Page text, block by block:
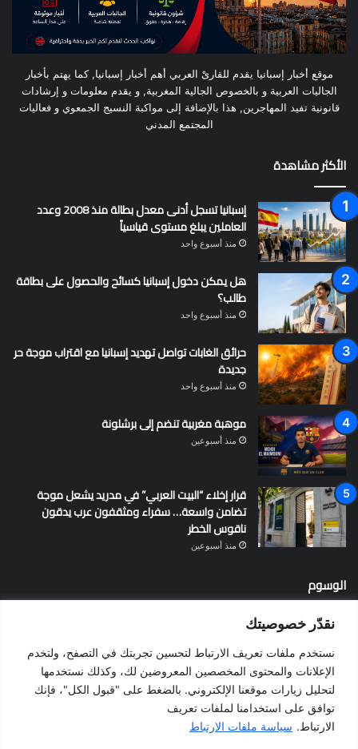
نقدّر خصوصيتك
نستخدم ملفات تعريف الارتباط لتحسين تجربتك في التصفح، ولتخدم
الإعلانات والمحتوى المخصصين المعروضين لك، وكذلك نستخدمها
لتحليل زيارات موقعنا الإلكتروني. بالضغط على "قبول الكل"، فإنك
توافق على استخدامنا لملفات تعريف
الارتباط. سياسة ملفات الارتباط
موقع أخبار إسبانيا يقدم للقارىْ العربي أهم أخبار إسبانيا, كما يهتم بأخبار
الجاليات العربية و بالخصوص الجالية المغربية, و يقدم معلومات و إرشادات
قانونية تفيد المهاجرين, هذا بالإضافة إلى مواكبة النسيج الجمعوي و فعاليات
المجتمع المدني
الأكثر مشاهدة
إسبانيا تسجل أدنى معدل بطالة منذ 2008 وعدد
العاملين يبلغ مستوى قياسياً
منذ أسبوع واحد
هل يمكن دخول إسبانيا كسائح والحصول على بطاقة
طالب؟
منذ أسبوع واحد
حرائق الغابات تواصل تهديد إسبانيا مع اقتراب موجة حر
جديدة
منذ أسبوع واحد
موهبة مغربية تنضم إلى برشلونة
منذ أسبوعين
قرار إخلاء “البيت العربي” في مدريد يشعل موجة
تضامن واسعة… سفراء ومثقفون عرب يدقون
ناقوس الخطر
منذ أسبوعين
الوسوم
أخبار إسبانيا إسبانيا
الجالية المغربية الجنسية الإسبانية الحزب الاشتراكي الإسباني
المغرب المهاجرين الهجرة الهجرة إلى إسبانيا برشلونة
بيدرو سانشيز فالنسيا فيضانات